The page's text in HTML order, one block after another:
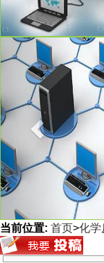
Previous
当前位置: 首页>化学